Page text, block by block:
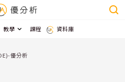
教學 課程 資料庫
優分析